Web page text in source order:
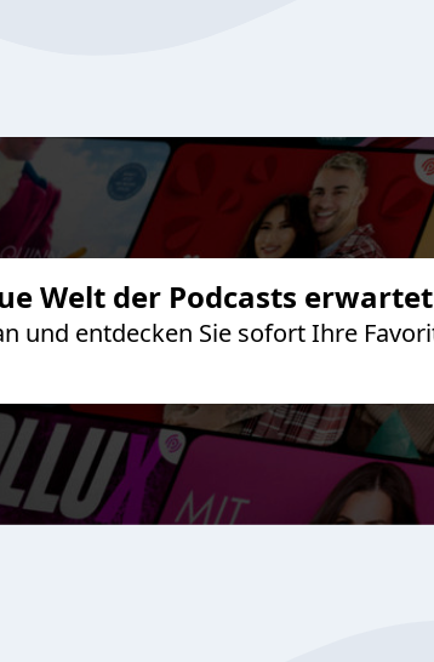
Welt der Podcasts
und entdecken Sie sofort Ihre